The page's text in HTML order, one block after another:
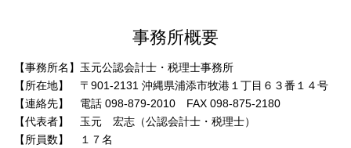
事務所概要
【事務所名】玉元公認会計士・税理士事務所
【所在地】 〒901-2131 沖縄県浦添市牧港１丁目６３番１４号
【連絡先】 電話 098-879-2010 FAX 098-875-2180
【代表者】 玉元 宏志（公認会計士・税理士）
【所員数】 １７名